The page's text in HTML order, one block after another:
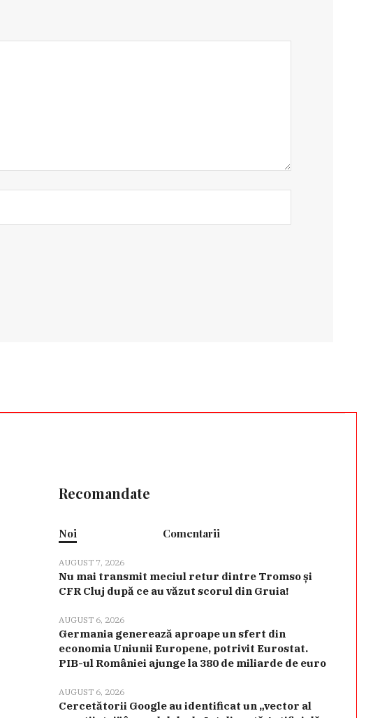
Recomandate
Noi Comentarii
AUGUST 7, 2026
Nu mai transmit meciul retur dintre Tromso și
CFR Cluj după ce au văzut scorul din Gruia!
AUGUST 6, 2026
Germania generează aproape un sfert din
economia Uniunii Europene, potrivit Eurostat.
PIB-ul României ajunge la 380 de miliarde de euro
AUGUST 6, 2026
Cercetătorii Google au identificat un „vector al